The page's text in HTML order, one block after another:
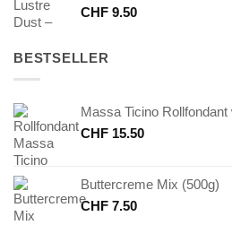
CHF 9.50
BESTSELLER
Massa Ticino
CHF 15.50
Buttercreme Mix (500g)
CHF 7.50